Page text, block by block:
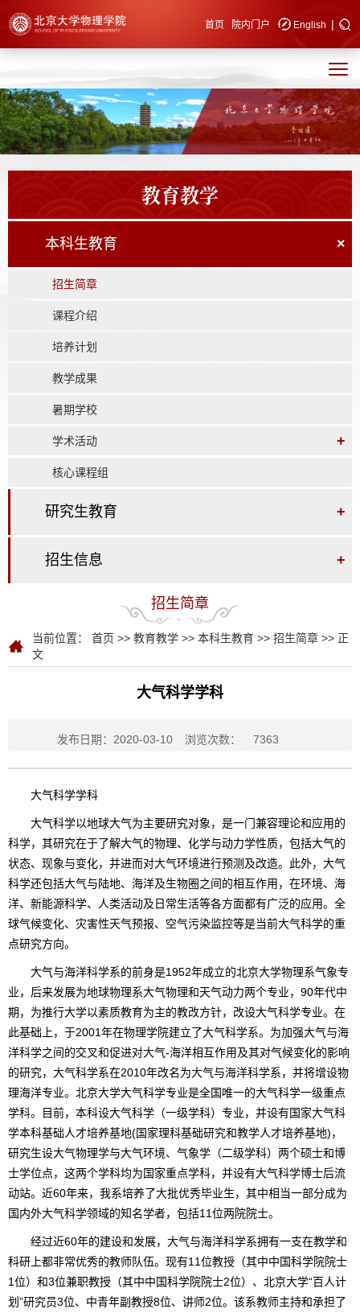
快速导航 首页 院内门户 English |
教育教学
本科生教育 ×
招生简章
课程介绍
培养计划
教学成果
暑期学校
学术活动 +
核心课程组
研究生教育 +
招生信息 +
招生简章
当前位置： 首页 >> 教育教学 >> 本科生教育 >> 招生简章 >> 正
文
大气科学学科
发布日期：2020-03-10 浏览次数： 7363
大气科学学科
大气科学以地球大气为主要研究对象，是一门兼容理论和应用的
科学，其研究在于了解大气的物理、化学与动力学性质，包括大气的
状态、现象与变化，并进而对大气环境进行预测及改造。此外，大气
科学还包括大气与陆地、海洋及生物圈之间的相互作用，在环境、海
洋、新能源科学、人类活动及日常生活等各方面都有广泛的应用。全
球气候变化、灾害性天气预报、空气污染监控等是当前大气科学的重
点研究方向。
大气与海洋科学系的前身是1952年成立的北京大学物理系气象专
业，后来发展为地球物理系大气物理和天气动力两个专业，90年代中
期，为推行大学以素质教育为主的教改方针，改设大气科学专业。在
此基础上，于2001年在物理学院建立了大气科学系。为加强大气与海
洋科学之间的交叉和促进对大气-海洋相互作用及其对气候变化的影响
的研究，大气科学系在2010年改名为大气与海洋科学系，并将增设物
理海洋专业。北京大学大气科学专业是全国唯一的大气科学一级重点
学科。目前，本科设大气科学（一级学科）专业，并设有国家大气科
学本科基础人才培养基地(国家理科基础研究和教学人才培养基地)，
研究生设大气物理学与大气环境、气象学（二级学科）两个硕士和博
士学位点，这两个学科均为国家重点学科，并设有大气科学博士后流
动站。近60年来，我系培养了大批优秀毕业生，其中相当一部分成为
国内外大气科学领域的知名学者，包括11位两院院士。
经过近60年的建设和发展，大气与海洋科学系拥有一支在教学和
科研上都非常优秀的教师队伍。现有11位教授（其中中国科学院院士
1位）和3位兼职教授（其中中国科学院院士2位）、北京大学“百人计
划”研究员3位、中青年副教授8位、讲师2位。该系教师主持和承担了